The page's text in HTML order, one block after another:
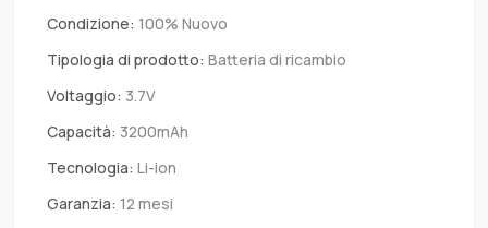
Condizione: 100% Nuovo
Tipologia di prodotto: Batteria di ricambio
Voltaggio: 3.7V
Capacità: 3200mAh
Tecnologia: Li-ion
Garanzia: 12 mesi